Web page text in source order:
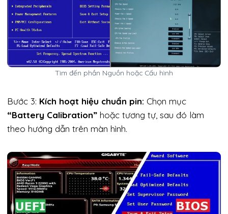
Tìm đến phần Nguồn hoặc Cấu hình
Bước 3: Kích hoạt hiệu chuẩn pin: Chọn mục
“Battery Calibration” hoặc tương tự, sau đó làm
theo hướng dẫn trên màn hình.